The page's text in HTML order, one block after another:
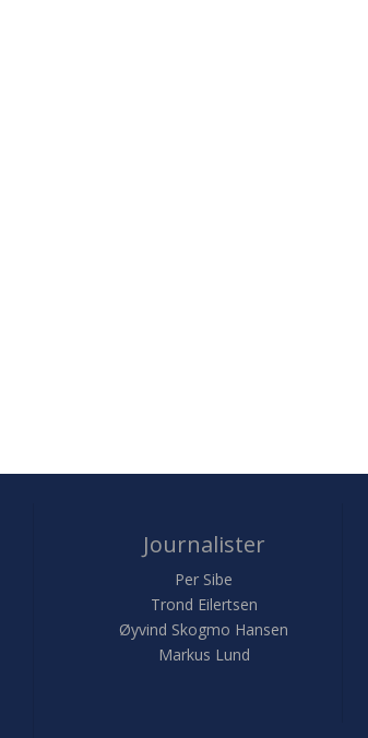
Journalister
Per Sibe
Trond Eilertsen
Øyvind Skogmo Hansen
Markus Lund